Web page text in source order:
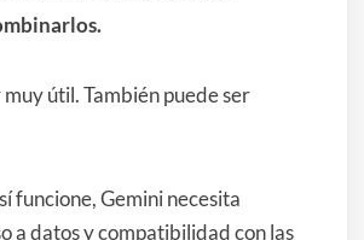
muy útil. También puede ser
funcione, Gemini necesita
a datos y compatibilidad con las